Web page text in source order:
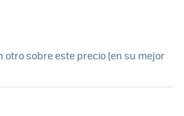
otro sobre este precio (en su mejor